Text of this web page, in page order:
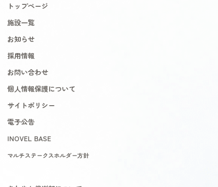
トップページ
施設一覧
お知らせ
採用情報
お問い合わせ
個人情報保護について
サイトポリシー
電子公告
INOVEL BASE
マルチステークスホルダー方針